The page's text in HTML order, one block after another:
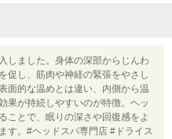
しました。身体の深部からじんわ
促し、筋肉や神経の緊張をやさし
面的な温めとは違い、内側から温
果が持続しやすいのが特徴。ヘッ
ことで、眠りの深さや回復感をよ
す。#ヘッドスパ専門店 #ドライス